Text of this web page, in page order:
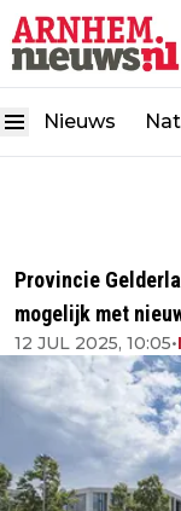
Nieuws
Provincie
mogelijk met
12 JUL 2025, 10:05•